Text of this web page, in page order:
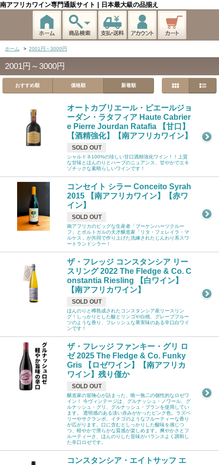
南アフリカワイン専門通販サイト | 日本最大級の品揃え
ホーム > 2001円～3000円
2001円～3000円
おすすめ順 価格順 新着順
オートカブリエール・ピエールジョ
ーダン・ラタフィア Haute Cabrier
e Pierre Jourdan Ratafia 【甘口】
【酒精強化】【南アフリカワイン】
SOLD OUT
シャルドネ100%の珍しい甘口酒精強化ワイン！！上質
な甘味とほんのりとハーブのニュアンス、甘やかでエキ
ゾチックな素晴らしいワインです！
コンセイト シラー Conceito Syrah
2015 【南アフリカワイン】【赤ワ
イン】
SOLD OUT
南アフリカのビッグな生産者「ブーケンハーツクルー
フ」とポルトガルの天才醸造家「リタ・フェレイラ・マ
ルケス」が共同で作り上げた洗練されたじんわり系スワ
ートランドシラー！
ザ・フレッジ コンスタンシア リー
スリング 2022 The Fledge & Co. C
onstantia Riesling 【白ワイン】
【南アフリカワイン】
SOLD OUT
ほんのりと樽熟成されたコンスタンシア産リースリン
グ！しっかりとした酸とリンゴや白桃、グレープフルー
ツのような香り、フレッシュな果実味のある辛口白ワイ
ンです！
ザ・フレッジ ファンキー・グリ ロ
ゼ 2025 The Fledge & Co. Funky
Gris 【ロゼワイン】【南アフリカ
ワイン】残り僅か
SOLD OUT
醸造家の冒険心が詰まった、唯一無二の個性的なロゼワ
イン！ 今ヴィンテージは、グルナッシュ・ノワール、グ
ルナッシュ・グリ、グルナッシュ・ブランを使用してい
ます。 透明感のある淡い赤みがかったピンク色。ラズベ
リーやサクランボ、イチゴのようなフルーティーな香り
が広がります。口に含むとしっかりした酸味を感じつ
つ、軽やかで滑らかな質感が楽しめます。爽やかさとフ
ルーティーさ、ほんのりした旨味がバランスよく調和し
た辛口ロゼです。
コンスタンシア・エイトサッフ エ